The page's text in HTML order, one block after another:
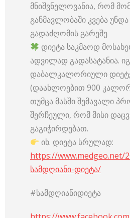
მნიშვნელოვანია, რომ
განმავლობაში კვება
გადაძღომის გარეშე
დიეტა საკმაოდ
ადვილად გადასატანია.
დაბალკალორიული
(დაახლოებით 900
თუმცა მასში შემავალი
შერჩეული, რომ მისი
გაგიჭირდებათ.
იხ. დიეტა სრულად:
https://www.medgeo.net/
სამდღიანი-დიეტა/
#სამდღიანიდიეტა